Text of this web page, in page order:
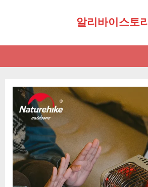
알리바이스토리